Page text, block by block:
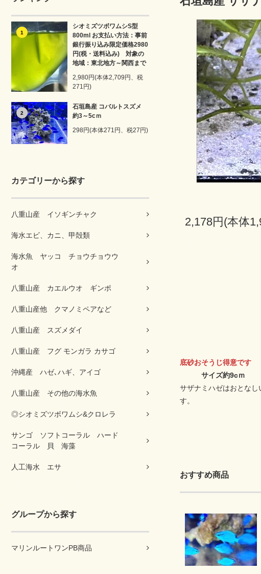
1
シオミズツボワムシS型
800ml お支払い方法：事前
銀行振り込み限定価格2980
円(税・送料込み) 対象の
地域：東北地方～関西まで
2,980円(本体2,709円、税
271円)
2
石垣島産 コバルトスズメ
約3～5cｍ
298円(本体271円、税27円)
カテゴリーから探す
八重山産 イソギンチャク
海水エビ、カニ、甲殻類
海水魚 ヤッコ チョウチョウウ
オ
八重山産 カエルウオ ギンポ
八重山産他 クマノミペアなど
八重山産 スズメダイ
八重山産 フグ モンガラ カサゴ
沖縄産 ハゼ､ハギ、アイゴ
八重山産 その他の海水魚
◎シオミズツボワムシ&クロレラ
サンゴ ソフトコーラル ハード
コーラル 貝 海藻
人工海水 エサ
グループから探す
マリンルートワンPB商品
2,178円(本体
底砂おそうじ得意です
サイズ約9cｍ
サザナミハゼはおとな
す。
おすすめ商品